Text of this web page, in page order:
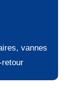
vannes
retour